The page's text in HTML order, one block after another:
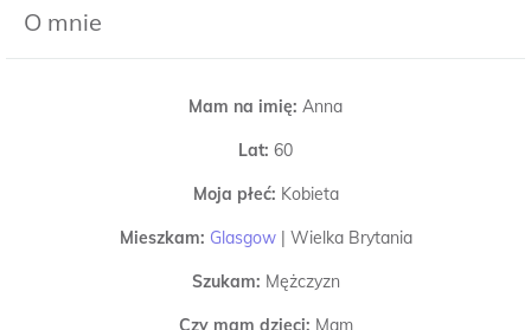
O mnie
Mam na imię: Anna
Lat: 60
Moja płeć: Kobieta
Mieszkam: Glasgow| Wielka Brytania
Szukam: Mężczyzn
Czy mam dzieci: Mam